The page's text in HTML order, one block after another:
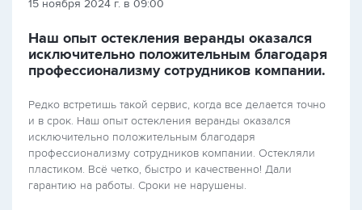
15 ноября 2024 г. в 09:00
Наш опыт остекления веранды оказался
исключительно положительным благодаря
профессионализму сотрудников компании.
Редко встретишь такой сервис, когда все делается точно
и в срок. Наш опыт остекления веранды оказался
исключительно положительным благодаря
профессионализму сотрудников компании. Остекляли
пластиком. Всё четко, быстро и качественно! Дали
гарантию на работы. Сроки не нарушены.